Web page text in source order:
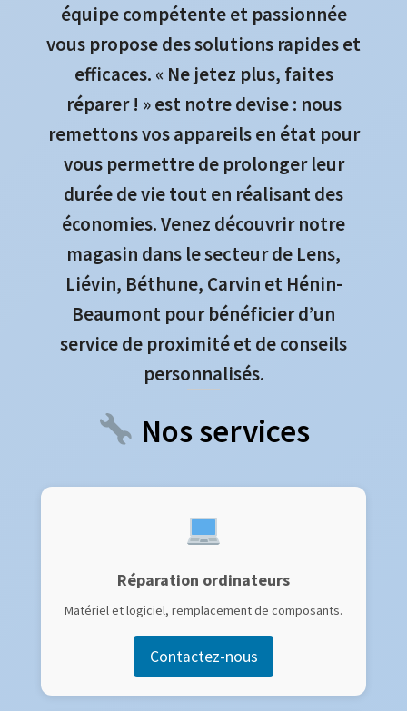
équipe compétente et passionnée
vous propose des solutions rapides et
efficaces. « Ne jetez plus, faites
réparer ! » est notre devise : nous
remettons vos appareils en état pour
vous permettre de prolonger leur
durée de vie tout en réalisant des
économies. Venez découvrir notre
magasin dans le secteur de Lens,
Liévin, Béthune, Carvin et Hénin-
Beaumont pour bénéficier d’un
service de proximité et de conseils
personnalisés.
Nos services
Réparation ordinateurs
Matériel et logiciel, remplacement de composants.
Contactez-nous